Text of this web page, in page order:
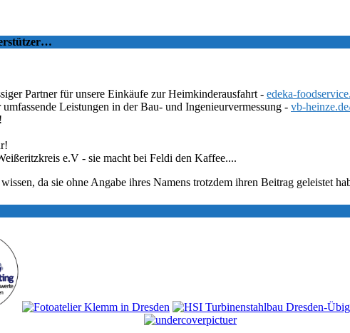
Partner für unsere Einkäufe zur Heimkinderausfahrt - edeka-
Leistungen in der Bau- und Ingenieurvermessung - vb-
e.V - sie macht bei Feldi den Kaffee....
da sie ohne Angabe ihres Namens trotzdem ihren Beitrag geleistet